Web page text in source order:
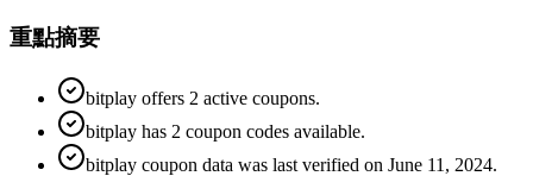
重點摘要
bitplay offers 2 active coupons.
bitplay has 2 coupon codes available.
bitplay coupon data was last verified on June 11, 2024.